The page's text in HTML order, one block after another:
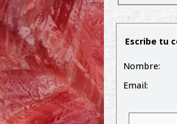
Escribe tu
Nombre:
Email: